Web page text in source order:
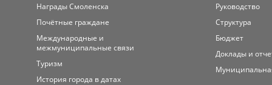
Награды Смоленска
Почётные граждане
Международные и
межмуниципальные связи
Туризм
История города в датах
Руководство
Структура
Бюджет
Доклады и